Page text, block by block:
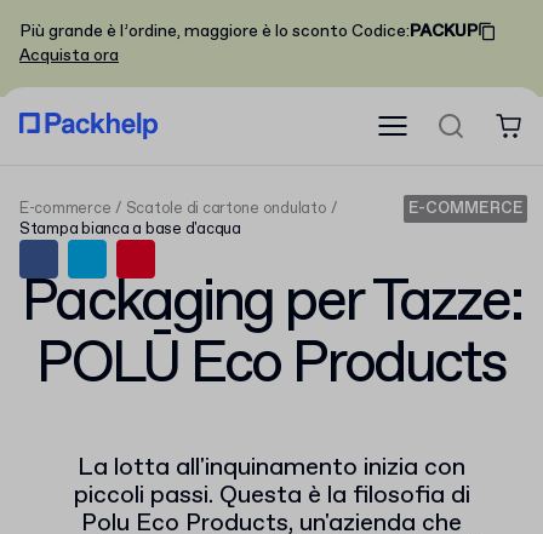
Più grande è l’ordine, maggiore è lo sconto Codice:PACKUP
Acquista ora
Packaging per Tazze:
POLŪ Eco Products
E-commerce
Scatole di cartone ondulato
Stampa bianca a base d'acqua
E-COMMERCE
La lotta all'inquinamento inizia con
piccoli passi. Questa è la filosofia di
Polu Eco Products, un'azienda che